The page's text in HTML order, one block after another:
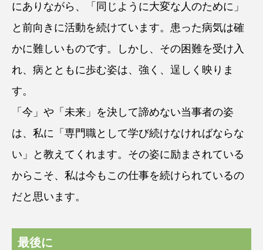
にありながら、「同じように大変な人のために」
と前向きに活動を続けています。患った病気は確
かに難しいものです。しかし、その困難を受け入
れ、病とともに歩む姿は、強く、逞しく映りま
す。
「今」や「未来」を決して諦めない当事者の姿
は、私に「専門職として学び続けなければならな
い」と教えてくれます。その姿に励まされている
からこそ、私は今もこの仕事を続けられているの
だと思います。
最後に